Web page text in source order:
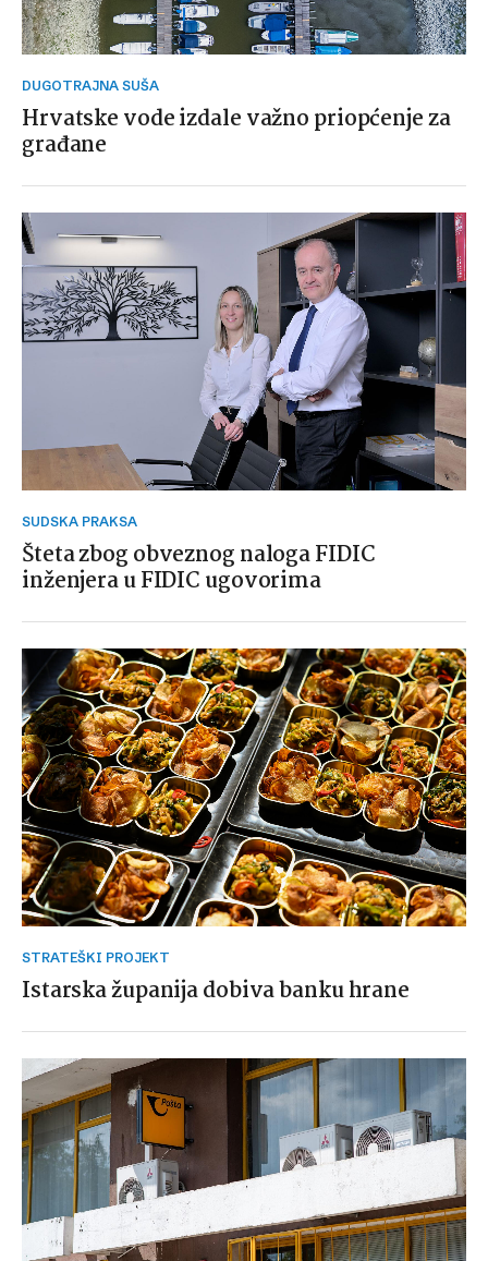
DUGOTRAJNA SUŠA
Hrvatske vode izdale važno priopćenje za
građane
SUDSKA PRAKSA
Šteta zbog obveznog naloga FIDIC
inženjera u FIDIC ugovorima
STRATEŠKI PROJEKT
Istarska županija dobiva banku hrane